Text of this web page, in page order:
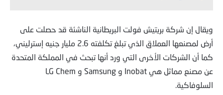
ويقال إن شركة بريتيش فولت البريطانية الناشئة قد حصلت على
أرض لمصنعها العملاق الذي تبلغ تكلفته 2.6 مليار جنيه إسترليني،
كما أن الشركات الأخرى التي ورد أنها تبحث في المملكة المتحدة
عن مصنع مماثل هي Inobat و Samsung و LG Chem
السلوفاكية.